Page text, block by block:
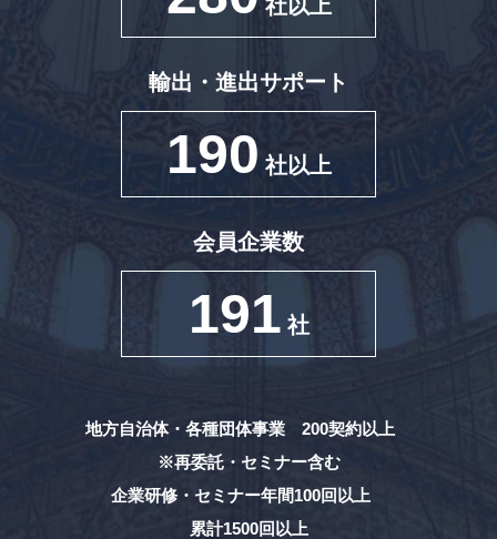
社以上
輸出・進出サポート
190 社以上
会員企業数
191 社
地方自治体・各種団体事業 200契約以上
※再委託・セミナー含む
企業研修・セミナー年間100回以上
累計1500回以上